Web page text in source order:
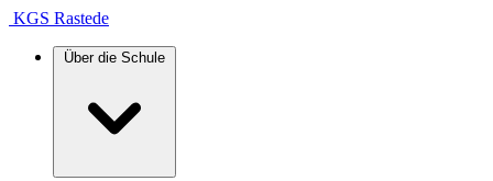
KGS Rastede
Über die Schule